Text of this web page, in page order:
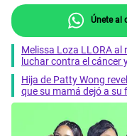
Únete al
Melissa Loza LLORA al
luchar contra el cáncer
Hija de Patty Wong
que su mamá dejó a su